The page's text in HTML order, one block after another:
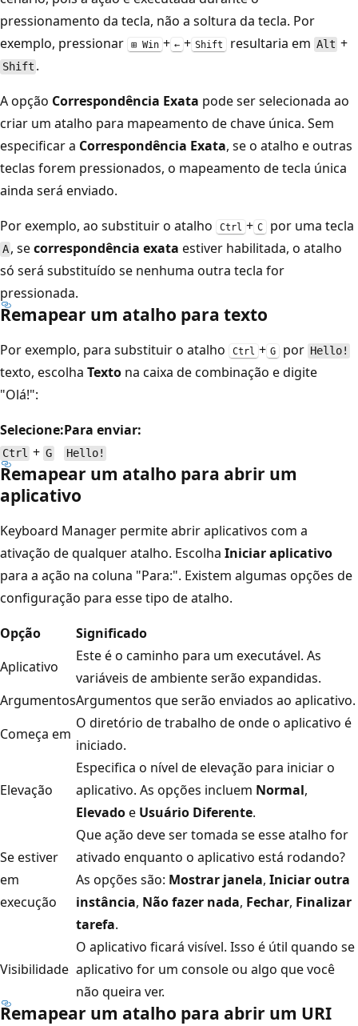
pressionamento da tecla, não a soltura da tecla. Por
exemplo, pressionar
⊞ Win + ← + Shift resultaria em Alt +
Shift .
A opção Correspondência Exata pode ser selecionada ao
criar um atalho para mapeamento de chave única. Sem
especificar a Correspondência Exata, se o atalho e outras
teclas forem pressionados, o mapeamento de tecla única
ainda será enviado.
Por exemplo, ao substituir o atalho
Ctrl + C por uma tecla
A , secorrespondência exata estiver habilitada, o atalho
só será substituído se nenhuma outra tecla for
pressionada.
Remapear um atalho para texto
Por exemplo, para substituir o atalho Ctrl + G por Hello!
texto, escolha Texto na caixa de combinação e digite
"Olá!":
Selecione:Para enviar:
Ctrl +G Hello!
Remapear um atalho para abrir um
aplicativo
Keyboard Manager permite abrir aplicativos com a
ativação de qualquer atalho. Escolha Iniciar aplicativo
para a ação na coluna "Para:". Existem algumas opções de
configuração para esse tipo de atalho.
Opção
Significado
Aplicativo
Este é o caminho para um executável. As
variáveis de ambiente serão expandidas.
ArgumentosArgumentos que serão enviados ao aplicativo.
Começa em
O diretório de trabalho de onde o aplicativo é
iniciado.
Elevação
Especifica o nível de elevação para iniciar o
aplicativo. As opções incluem Normal,
Elevadoe Usuário Diferente.
Se estiver
em
execução
Que ação deve ser tomada se esse atalho for
ativado enquanto o aplicativo está rodando?
As opções são: Mostrar janela, Iniciar outra
instância, Não fazer nada, Fechar, Finalizar
tarefa.
Visibilidade
O aplicativo ficará visível. Isso é útil quando se
aplicativo for um console ou algo que você
não queira ver.
Remapear um atalho para abrir um URI